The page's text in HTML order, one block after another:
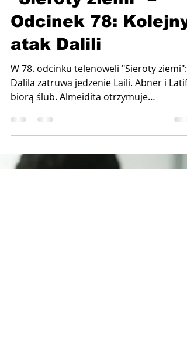
Telenovela.pl
1 paź 2025
2 minut(y) czytania
"Sieroty ziemi" –
Odcinek 78: Kolejny
atak Dalili
W 78. odcinku telenoweli "Sieroty ziemi":
Dalila zatruwa jedzenie Laili. Abner i Latifa
anonimową skargę,...